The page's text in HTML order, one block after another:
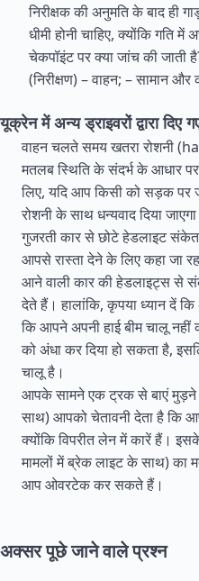
निरीक्षक की अनुमति के बाद ही
धीमी होनी चाहिए, क्योंकि गति
चेकपॉइंट पर क्या जांच की जाती
(निरीक्षण) – वाहन; – सामान और
यूक्रेन में अन्य ड्राइवरों द्वारा दिए
वाहन चलते समय खतरा रोशनी
मतलब स्थिति के संदर्भ के आधार पर
लिए, यदि आप किसी को सड़क पर
रोशनी के साथ धन्यवाद दिया
गुजरती कार से छोटे हेडलाइट
आपसे रास्ता देने के लिए कहा जा
आने वाली कार की हेडलाइट्स से
देते हैं। हालांकि, कृपया ध्यान दें
कि आपने अपनी हाई बीम चालू
को अंधा कर दिया हो सकता है,
चालू है।
आपके सामने एक ट्रक से बाएं
साथ) आपको चेतावनी देता है कि
क्योंकि विपरीत लेन में कारें हैं।
मामलों में ब्रेक लाइट के साथ) का
आप ओवरटेक कर सकते हैं।
अक्सर पूछे जाने वाले प्रश्न